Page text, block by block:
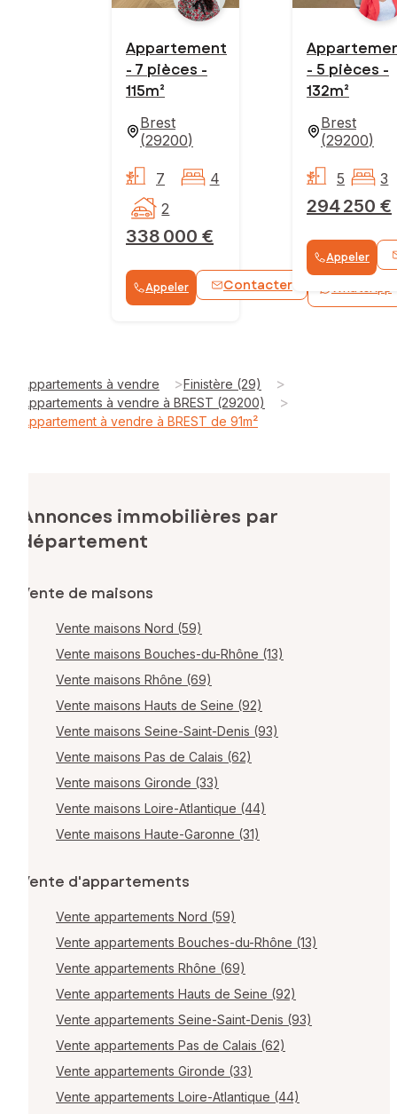
Appartement
- 7 pièces -
115m²
Brest
(29200)
338 000 €
7
4
2
Appeler Contacter WhatsApp
- 5 pièces -
132m²
Brest
(29200)
294 250 €
5 3
Appeler
Appartements à vendre >Finistère (29) >
Appartements à vendre à BREST (29200) >
Appartement à vendre à BREST de 91m²
Annonces immobilières par
département
Vente de maisons
Vente maisons Nord (59)
Vente maisons Bouches-du-Rhône (13)
Vente maisons Rhône (69)
Vente maisons Hauts de Seine (92)
Vente maisons Seine-Saint-Denis (93)
Vente maisons Pas de Calais (62)
Vente maisons Gironde (33)
Vente maisons Loire-Atlantique (44)
Vente maisons Haute-Garonne (31)
Vente d'appartements
Vente appartements Nord (59)
Vente appartements Bouches-du-Rhône (13)
Vente appartements Rhône (69)
Vente appartements Hauts de Seine (92)
Vente appartements Seine-Saint-Denis (93)
Vente appartements Pas de Calais (62)
Vente appartements Gironde (33)
Vente appartements Loire-Atlantique (44)